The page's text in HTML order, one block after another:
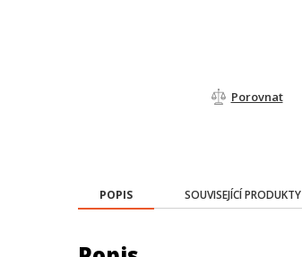
Porovnat
POPIS SOUVISEJÍCÍ PRODUKTY